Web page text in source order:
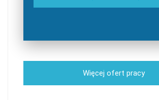
Więcej ofert pracy